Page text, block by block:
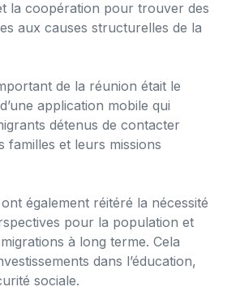
la coopération pour trouver des
aux causes structurelles de la
de la réunion était le
application mobile qui
détenus de contacter
familles et leurs missions
également réitéré la nécessité
pour la population et
à long terme. Cela
dans l’éducation,
sociale.